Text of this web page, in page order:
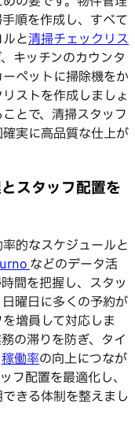
順を作成し、すべて
と清掃チェックリス
キッチンのカウンタ
ペットに掃除機をか
ストを作成しましょ
とで、清掃スタッフ
実に高品質な仕上が
スタッフ配置を
的なスケジュールと
などのデータ活
間を把握し、スタッ
曜日に多くの予約が
増員して対応しま
の滞りを防ぎ、タイ
稼働率の向上につなが
フ配置を最適化し、
きる体制を整えまし